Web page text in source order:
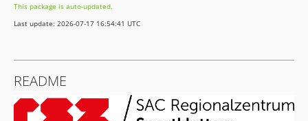
This package is auto-updated.
Last update: 2026-07-17 16:54:41 UTC
README